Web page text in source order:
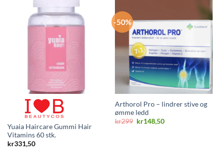
Yuaia Haircare Gummi Hair
Vitamins 60 stk.
kr331,50
-50%
Arthorol Pro – lindrer stive og
ømme ledd
kr299 Opprinnelig
kr148,50Nåværende